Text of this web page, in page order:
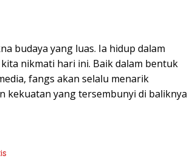
budaya yang luas. Ia hidup dalam
nikmati hari ini. Baik dalam bentuk
fangs akan selalu menarik
kekuatan yang tersembunyi di baliknya